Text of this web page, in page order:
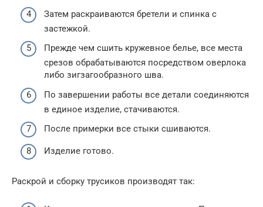
Затем раскраиваются бретели и спинка с
застежкой.
Прежде чем сшить кружевное белье, все места
срезов обрабатываются посредством оверлока
либо зигзагообразного шва.
По завершении работы все детали соединяются
в единое изделие, стачиваются.
После примерки все стыки сшиваются.
Изделие готово.
Раскрой и сборку трусиков производят так: